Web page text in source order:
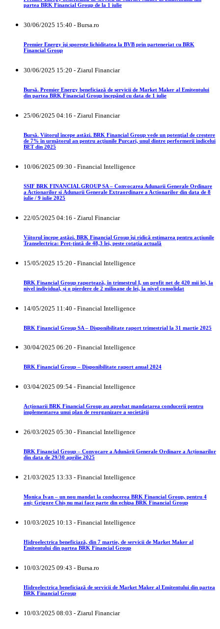
partea BRK Financial Group de la 1 iulie
30/06/2025 15:40 - Bursa.ro
Premier Energy îşi sporeşte lichiditatea la BVB prin parteneriat cu BRK
Financial Group
30/06/2025 15:20 - Ziarul Financiar
Bursă. Premier Energy beneficiază de servicii de Market Maker al Emitentului
din partea BRK Financial Group începând cu data de 1 iulie
25/06/2025 04:16 - Ziarul Financiar
Bursă. Viitorul începe astăzi. BRK Financial Group vede un potenţial de creştere
de 7% în următorul an pentru acţiunile Purcari, unul dintre performerii indicelui
BET din 2025
10/06/2025 09:30 - Financial Intelligence
SSIF BRK FINANCIAL GROUP SA – Convocarea Adunarii Generale Ordinare
a Actionarilor si Adunarii Generale Extraordinare a Actionarilor din data de 8
iulie / 9 iulie 2025
22/05/2025 04:16 - Ziarul Financiar
Viitorul începe astăzi. BRK Financial Group îşi ridică estimarea pentru acţiunile
Transelectrica: Preţ-ţintă de 48,3 lei, peste cotaţia actuală
15/05/2025 15:20 - Financial Intelligence
BRK Financial Group raportează, în trimestrul I, un profit net de 420 mii lei, la
nivel individual, și o pierdere de 2 milioane de lei, la nivel consolidat
14/05/2025 11:40 - Financial Intelligence
BRK Financial Group SA – Disponibilitate raport trimestrial la 31 martie 2025
30/04/2025 06:20 - Financial Intelligence
BRK Financial Group – Disponibilitate raport anual 2024
03/04/2025 09:54 - Financial Intelligence
Acționarii BRK Financial Group au aprobat mandatarea conducerii pentru
implementarea unui plan de reorganizare a societății
26/03/2025 05:30 - Financial Intelligence
BRK Financial Group – Convocare a Adunării Generale Ordinare a Acționarilor
din data de 29/30 aprilie 2025
21/03/2025 13:33 - Financial Intelligence
Monica Ivan – un nou mandat la conducerea BRK Financial Group, pentru 4
ani; Grigore Chiș nu mai face parte din echipa BRK Financial Group
10/03/2025 10:13 - Financial Intelligence
Hidroelectrica beneficiază, din 7 martie, de servicii de Market Maker al
Emitentului din partea BRK Financial Group
10/03/2025 09:43 - Bursa.ro
Hidroelectrica beneficiază de servicii de Market Maker al Emitentului din partea
BRK Financial Group
10/03/2025 08:03 - Ziarul Financiar